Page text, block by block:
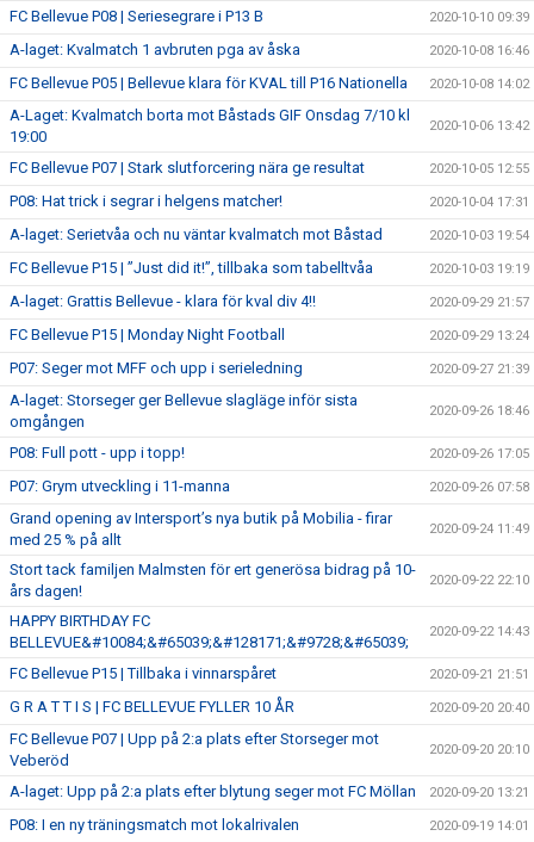
FC Bellevue P08 | Seriesegrare i P13 B 2020-10-10 09:39
A-laget: Kvalmatch 1 avbruten pga av åska 2020-10-08 16:46
FC Bellevue P05 | Bellevue klara för KVAL till P16 Nationella 2020-10-08 14:02
A-Laget: Kvalmatch borta mot Båstads GIF Onsdag 7/10 kl
19:00
2020-10-06 13:42
FC Bellevue P07 | Stark slutforcering nära ge resultat 2020-10-05 12:55
P08: Hat trick i segrar i helgens matcher! 2020-10-04 17:31
A-laget: Serietvåa och nu väntar kvalmatch mot Båstad 2020-10-03 19:54
FC Bellevue P15 | ”Just did it!”, tillbaka som tabelltvåa 2020-10-03 19:19
A-laget: Grattis Bellevue - klara för kval div 4!! 2020-09-29 21:57
FC Bellevue P15 | Monday Night Football 2020-09-29 13:24
P07: Seger mot MFF och upp i serieledning 2020-09-27 21:39
A-laget: Storseger ger Bellevue slagläge inför sista
omgången
2020-09-26 18:46
P08: Full pott - upp i topp! 2020-09-26 17:05
P07: Grym utveckling i 11-manna 2020-09-26 07:58
Grand opening av Intersport’s nya butik på Mobilia - firar
med 25 % på allt
2020-09-24 11:49
Stort tack familjen Malmsten för ert generösa bidrag på 10-
års dagen!
2020-09-22 22:10
HAPPY BIRTHDAY FC
BELLEVUE&#10084;&#65039;&#128171;&#9728;&#65039;
2020-09-22 14:43
FC Bellevue P15 | Tillbaka i vinnarspåret 2020-09-21 21:51
G R A T T I S | FC BELLEVUE FYLLER 10 ÅR 2020-09-20 20:40
FC Bellevue P07 | Upp på 2:a plats efter Storseger mot
Veberöd
2020-09-20 20:10
A-laget: Upp på 2:a plats efter blytung seger mot FC Möllan 2020-09-20 13:21
P08: I en ny träningsmatch mot lokalrivalen 2020-09-19 14:01